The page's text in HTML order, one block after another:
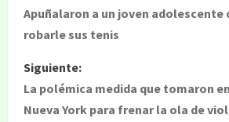
Apuñalaron a un joven adolescente
robarle sus tenis
Siguiente:
La polémica medida que tomaron
Nueva York para frenar la ola de